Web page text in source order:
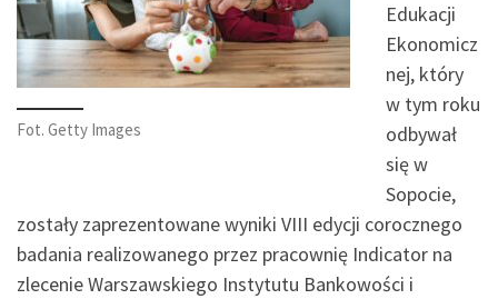
Fot. Getty Images
Edukacji
Ekonomicz
nej, który
w tym roku
odbywał
się w
Sopocie,
zostały zaprezentowane wyniki VIII edycji corocznego
badania realizowanego przez pracownię Indicator na
zlecenie Warszawskiego Instytutu Bankowości i